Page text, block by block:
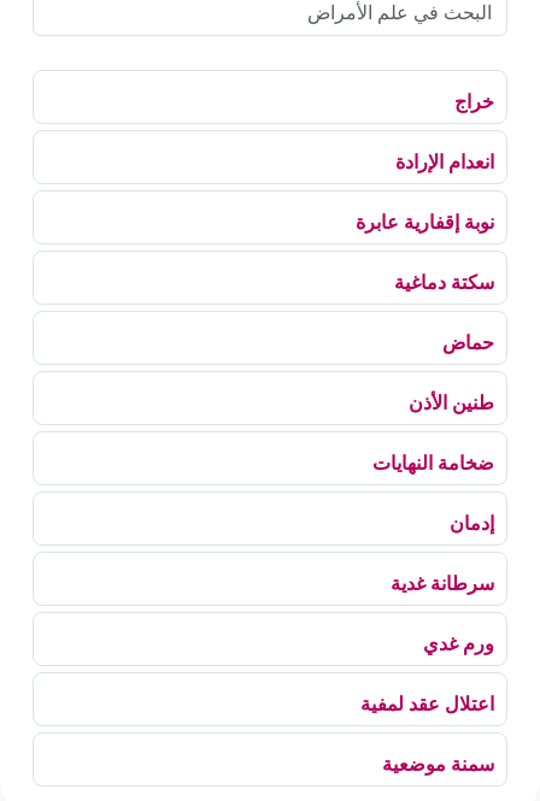
خراج
انعدام الإرادة
نوبة إقفارية عابرة
سكتة دماغية
حماض
طنين الأذن
ضخامة النهايات
إدمان
سرطانة غدية
ورم غدي
اعتلال عقد لمفية
سمنة موضعية